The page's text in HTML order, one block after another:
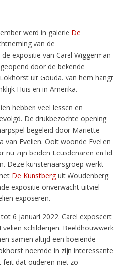
werd in galerie De
van de
expositie van Carel Wiggerman
door de bekende
uit Gouda. Van hem hangt
Huis en in Amerika.
hebben veel lessen en
De drukbezochte opening
begeleid door Mariëtte
van Evelien. Ooit woonde Evelien
nu zijn beiden Leusdenaren en lid
Deze kunstenaarsgroep werkt
De Kunstberguit Woudenberg.
expositie onverwacht uitviel
exposeren.
6 januari 2022. Carel exposeert
schilderijen. Beeldhouwwerk
samen altijd een boeiende
noemde in zijn interessante
feit dat ouderen niet zo